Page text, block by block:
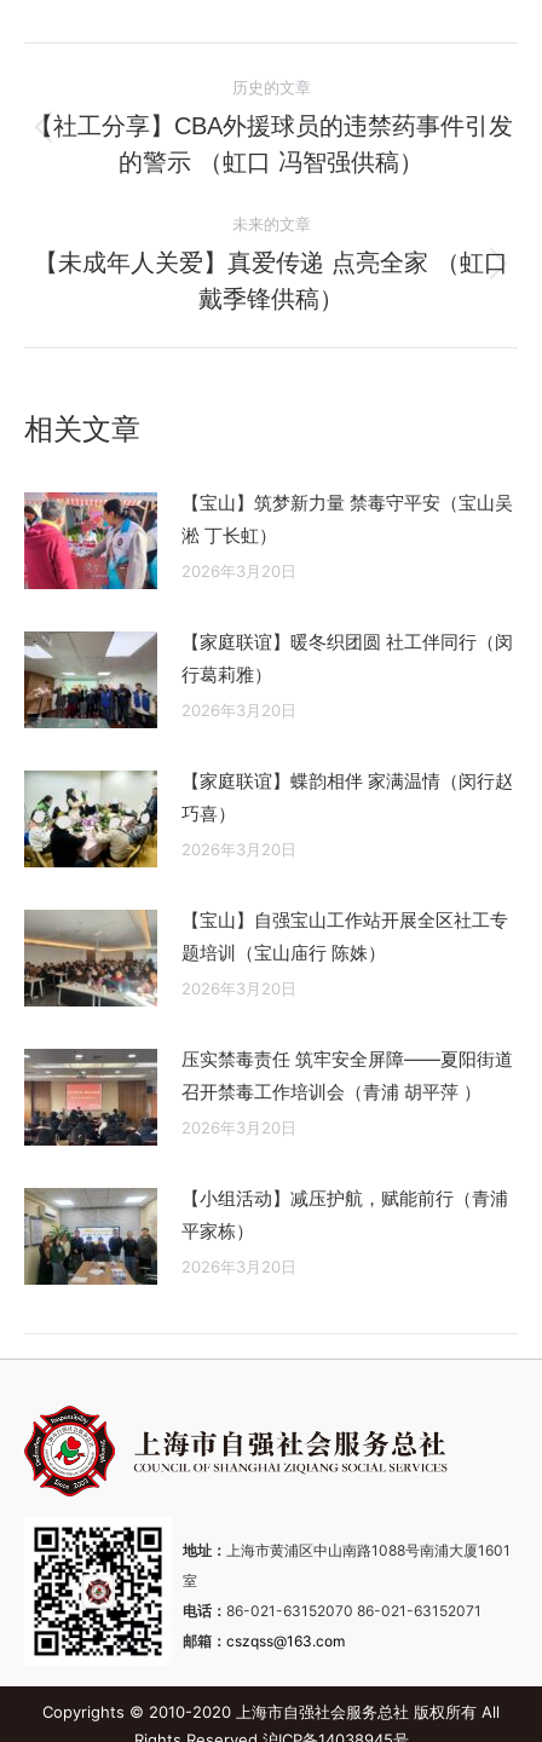
章
历史的文章
历
史
章：
【社工分享】CBA外援球员的违禁药事件引发
的警示 （虹口 冯智强供稿）
未来的文章
未
来
的
【未成年人关爱】真爱传递 点亮全家 （虹口
戴季锋供稿）
相关文章
【宝山】筑梦新力量 禁毒守平安（宝山吴
淞 丁长虹）
2026年3月20日
【家庭联谊】暖冬织团圆 社工伴同行（闵
行葛莉雅）
2026年3月20日
【家庭联谊】蝶韵相伴 家满温情（闵行赵
巧喜）
2026年3月20日
【宝山】自强宝山工作站开展全区社工专
题培训（宝山庙行 陈姝）
2026年3月20日
压实禁毒责任 筑牢安全屏障——夏阳街道
召开禁毒工作培训会（青浦 胡平萍 ）
2026年3月20日
【小组活动】减压护航，赋能前行（青浦
平家栋）
2026年3月20日
地址： 上海市黄浦区中山南路1088号南浦大厦1601
室
电话： 86-021-63152070 86-021-63152071
邮箱： cszqss@163.com
Copyrights © 2010-2020 上海市自强社会服务总社 版权所有 All